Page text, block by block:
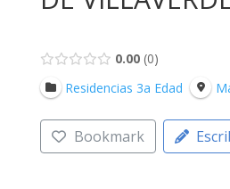
0.00 0
Residencias 3a Edad
Bookmark